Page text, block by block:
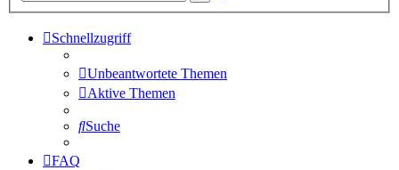
Schnellzugriff
Unbeantwortete Themen
Aktive Themen
Suche
FAQ